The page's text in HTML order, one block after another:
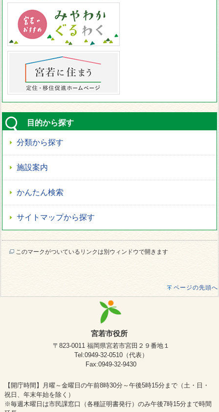
目的から探す
分類から探す
施設案内
かんたん検索
サイトマップから探す
このマークがついているリンクは別ウィンドウで開きます
ページの先頭へ
宮若市役所
〒823-0011 福岡県宮若市宮田２９番地１
Tel:0949-32-0510（代表）
Fax:0949-32-9430
【開庁時間】月曜～金曜日の午前8時30分～午後5時15分まで（土・日・
祝日、年末年始を除く）
※毎週木曜日は市民課窓口（各種証明書発行）のみ午後7時15分まで時間